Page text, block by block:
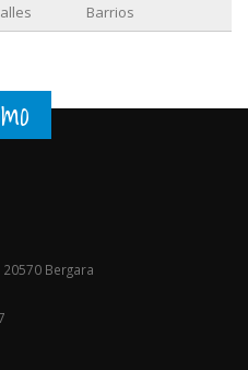
Barrios
Bergara